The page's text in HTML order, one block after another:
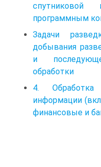
спутниковой
программным
Задачи
добывания
и
обработки
4. Обработка
информации
финансовые и